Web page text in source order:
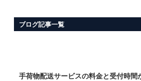
ブログ記事一覧
手荷物配送サービスの料金と受付時間